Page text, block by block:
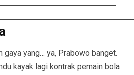
gaya yang… ya, Prabowo banget.
kayak lagi kontrak pemain bola